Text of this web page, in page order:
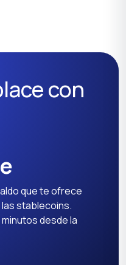
con
que te ofrece
las stablecoins.
desde la